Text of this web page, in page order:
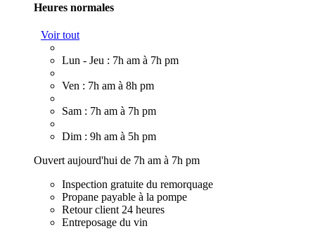
Heures normales
Voir tout
Lun - Jeu : 7h am à 7h pm
Ven : 7h am à 8h pm
Sam : 7h am à 7h pm
Dim : 9h am à 5h pm
Ouvert aujourd'hui de 7h am à 7h pm
Inspection gratuite du remorquage
Propane payable à la pompe
Retour client 24 heures
Entreposage du vin